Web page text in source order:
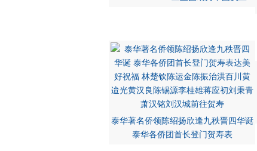
泰华著名侨领陈绍扬欣逢九秩晋四华诞
泰华各侨团首长登门贺寿表